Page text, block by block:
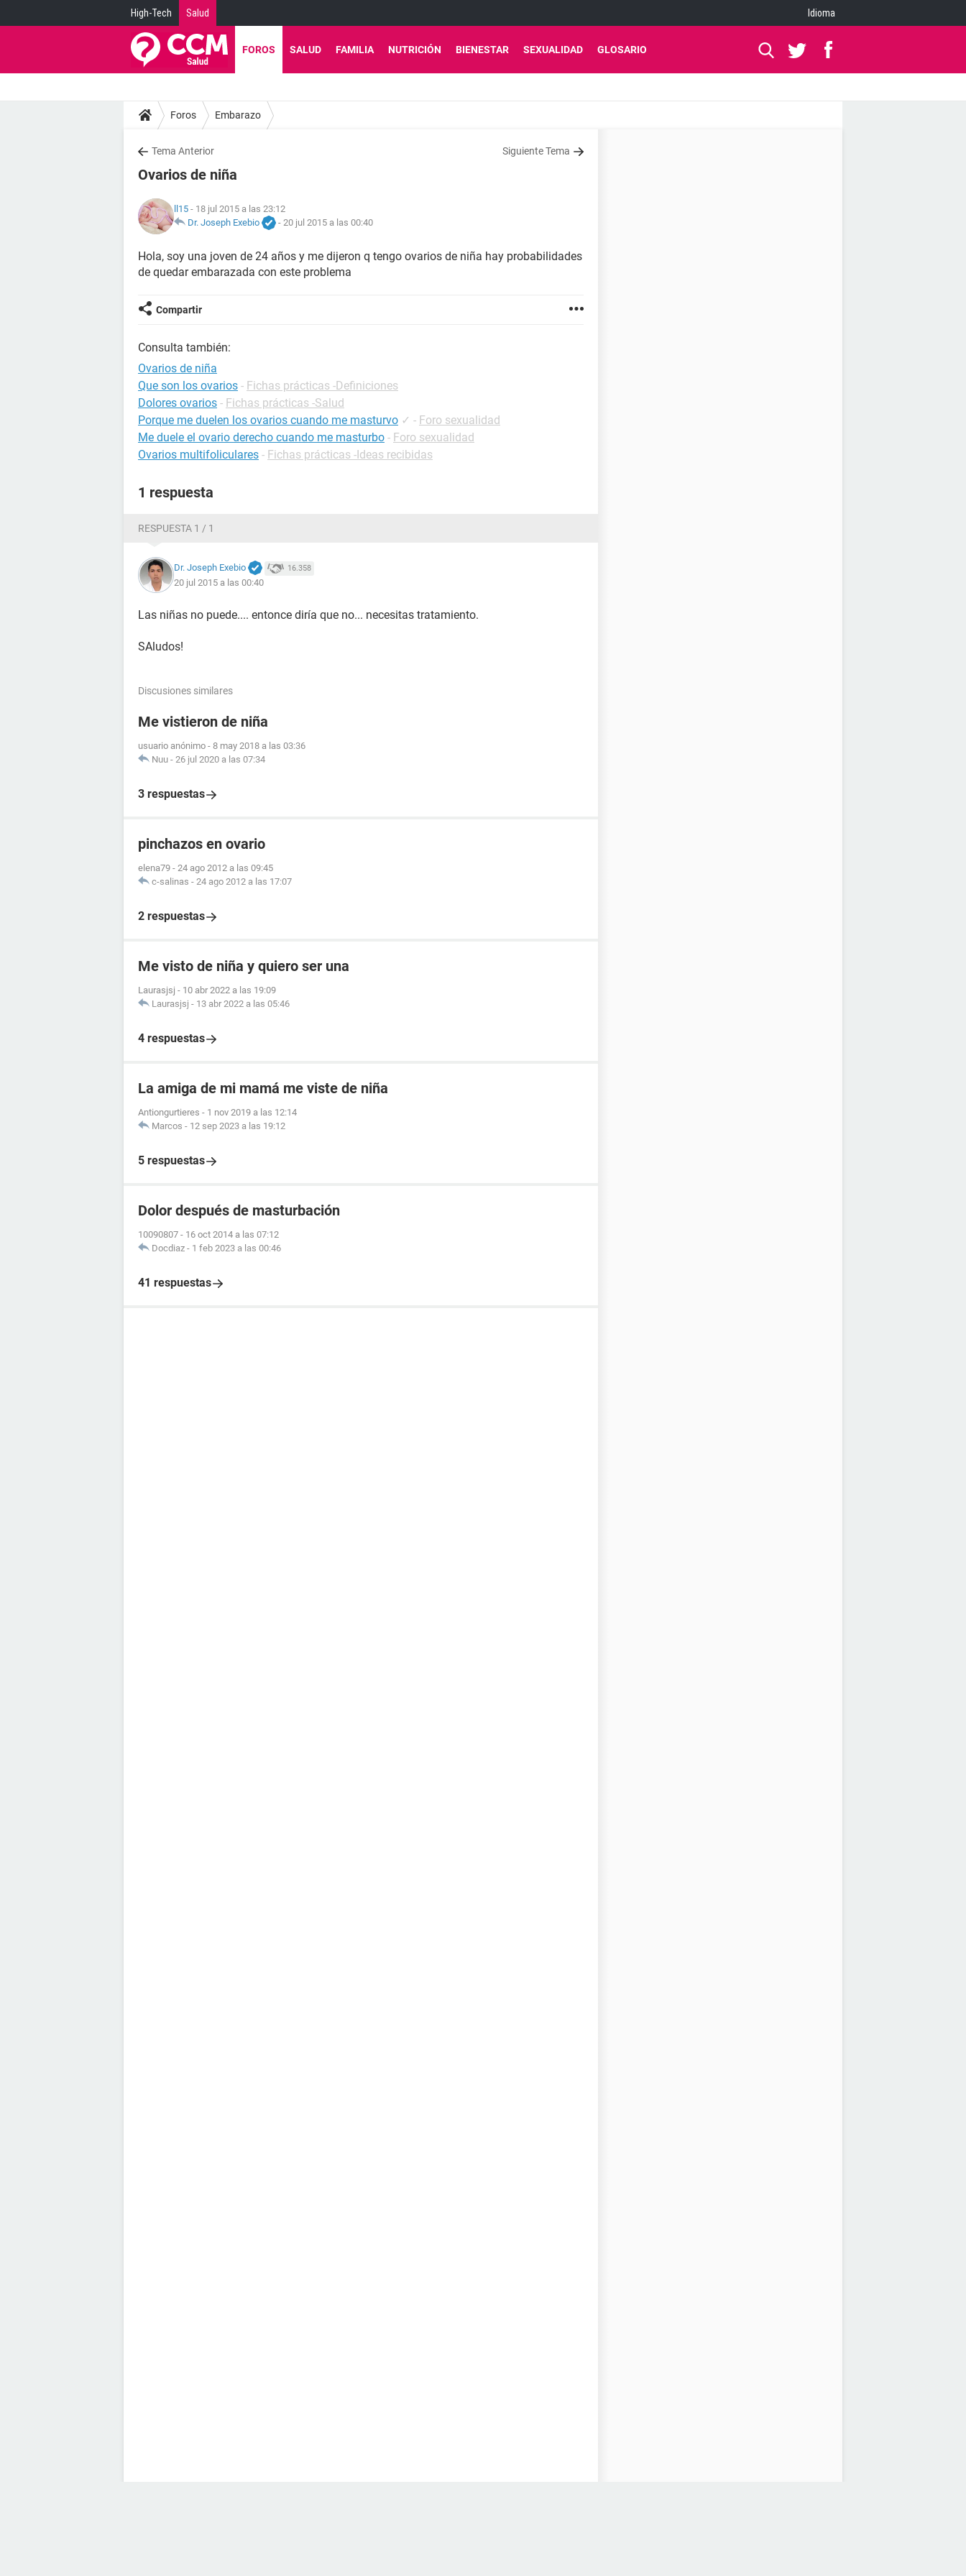
High-Tech Salud Idioma
FOROS SALUD FAMILIA NUTRICIÓN BIENESTAR SEXUALIDAD GLOSARIO
Foros Embarazo
Tema Anterior Siguiente Tema
Ovarios de niña
ll15 - 18 jul 2015 a las 23:12
Dr. Joseph Exebio
- 20 jul 2015 a las 00:40
Hola, soy una joven de 24 años y me dijeron q tengo ovarios de niña hay probabilidades
de quedar embarazada con este problema
Compartir
Consulta también:
Ovarios de niña
Que son los ovarios - Fichas prácticas -Definiciones
Dolores ovarios - Fichas prácticas -Salud
Porque me duelen los ovarios cuando me masturvo ✓ - Foro sexualidad
Me duele el ovario derecho cuando me masturbo - Foro sexualidad
Ovarios multifoliculares - Fichas prácticas -Ideas recibidas
1 respuesta
RESPUESTA 1 / 1
Dr. Joseph Exebio 16.358
20 jul 2015 a las 00:40
Las niñas no puede.... entonce diría que no... necesitas tratamiento.
SAludos!
Discusiones similares
Me vistieron de niña
usuario anónimo - 8 may 2018 a las 03:36
Nuu - 26 jul 2020 a las 07:34
3 respuestas
pinchazos en ovario
elena79 - 24 ago 2012 a las 09:45
c-salinas - 24 ago 2012 a las 17:07
2 respuestas
Me visto de niña y quiero ser una
Laurasjsj - 10 abr 2022 a las 19:09
Laurasjsj - 13 abr 2022 a las 05:46
4 respuestas
La amiga de mi mamá me viste de niña
Antiongurtieres - 1 nov 2019 a las 12:14
Marcos - 12 sep 2023 a las 19:12
5 respuestas
Dolor después de masturbación
10090807 - 16 oct 2014 a las 07:12
Docdiaz - 1 feb 2023 a las 00:46
41 respuestas